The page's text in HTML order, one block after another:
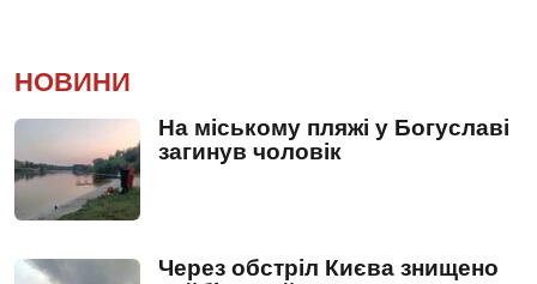
НОВИНИ
На міському пляжі у Богуславі
загинув чоловік
Через обстріл Києва знищено